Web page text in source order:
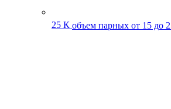
25 К объем парных от 15 до